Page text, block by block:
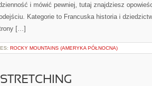
i mówić pewniej, tutaj znajdziesz
Kategorie to Francuska historia i
[…]
ROCKY MOUNTAINS (AMERYKA PÓŁNOCNA)